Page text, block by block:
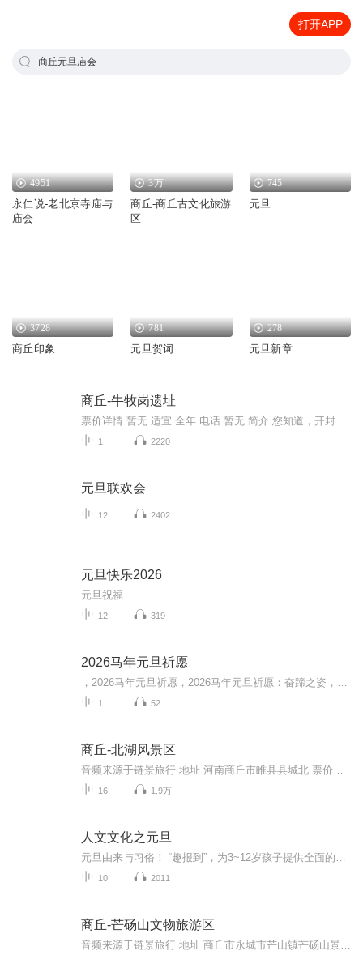
打开APP
商丘元旦庙会
4951
永仁说-老北京寺庙与
庙会
3万
商丘-商丘古文化旅游
区
745
元旦
3728
商丘印象
781
元旦贺词
278
元旦新章
商丘-牛牧岗遗址
1 2220
元旦联欢会
12 2402
元旦快乐2026
元旦祝福
12 319
2026马年元旦祈愿
1 52
商丘-北湖风景区
16 1.9万
人文文化之元旦
10 2011
商丘-芒砀山文物旅游区